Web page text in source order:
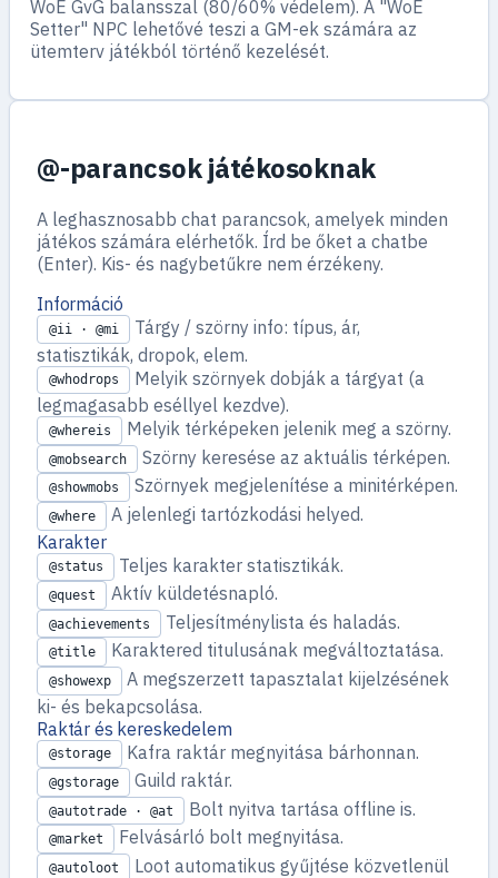
WoE GvG balansszal (80/60% védelem). A "WoE
Setter" NPC lehetővé teszi a GM-ek számára az
ütemterv játékból történő kezelését.
@-parancsok játékosoknak
A leghasznosabb chat parancsok, amelyek minden
játékos számára elérhetők. Írd be őket a chatbe
(Enter). Kis- és nagybetűkre nem érzékeny.
Információ
@ii · @mi
Tárgy / szörny info: típus, ár,
statisztikák, dropok, elem.
@whodrops
Melyik szörnyek dobják a tárgyat (a
legmagasabb eséllyel kezdve).
@whereis Melyik térképeken jelenik meg a szörny.
@mobsearch Szörny keresése az aktuális térképen.
@showmobs Szörnyek megjelenítése a minitérképen.
@where
A jelenlegi tartózkodási helyed.
Karakter
@status Teljes karakter statisztikák.
@quest Aktív küldetésnapló.
@achievements Teljesítménylista és haladás.
@title Karaktered titulusának megváltoztatása.
@showexp
A megszerzett tapasztalat kijelzésének
ki- és bekapcsolása.
Raktár és kereskedelem
@storage Kafra raktár megnyitása bárhonnan.
@gstorage Guild raktár.
@autotrade · @at Bolt nyitva tartása offline is.
@market Felvásárló bolt megnyitása.
@autoloot
Loot automatikus gyűjtése közvetlenül